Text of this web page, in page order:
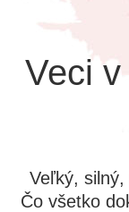
Výchova a
Veci
Veľký,
Čo všetko